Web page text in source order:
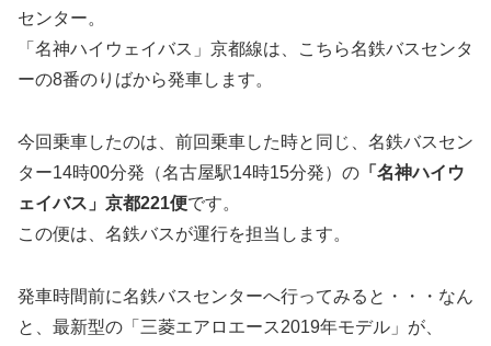
センター。
「名神ハイウェイバス」京都線は、こちら名鉄バスセンタ
ーの8番のりばから発車します。
今回乗車したのは、前回乗車した時と同じ、名鉄バスセン
ター14時00分発（名古屋駅14時15分発）の 「名神ハイウ
ェイバス」京都221便です。
この便は、名鉄バスが運行を担当します。
発車時間前に名鉄バスセンターへ行ってみると・・・なん
と、最新型の「三菱エアロエース2019年モデル」が、